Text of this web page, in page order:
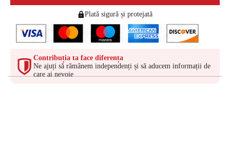
Plată sigură și protejată
Contribuția ta face diferența
Ne ajuți să rămânem independenți și să aducem informații de
care ai nevoie